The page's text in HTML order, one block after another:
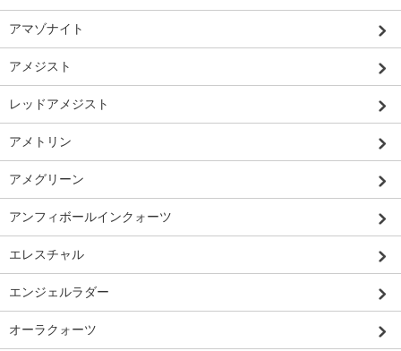
アマゾナイト
アメジスト
レッドアメジスト
アメトリン
アメグリーン
アンフィボールインクォーツ
エレスチャル
エンジェルラダー
オーラクォーツ